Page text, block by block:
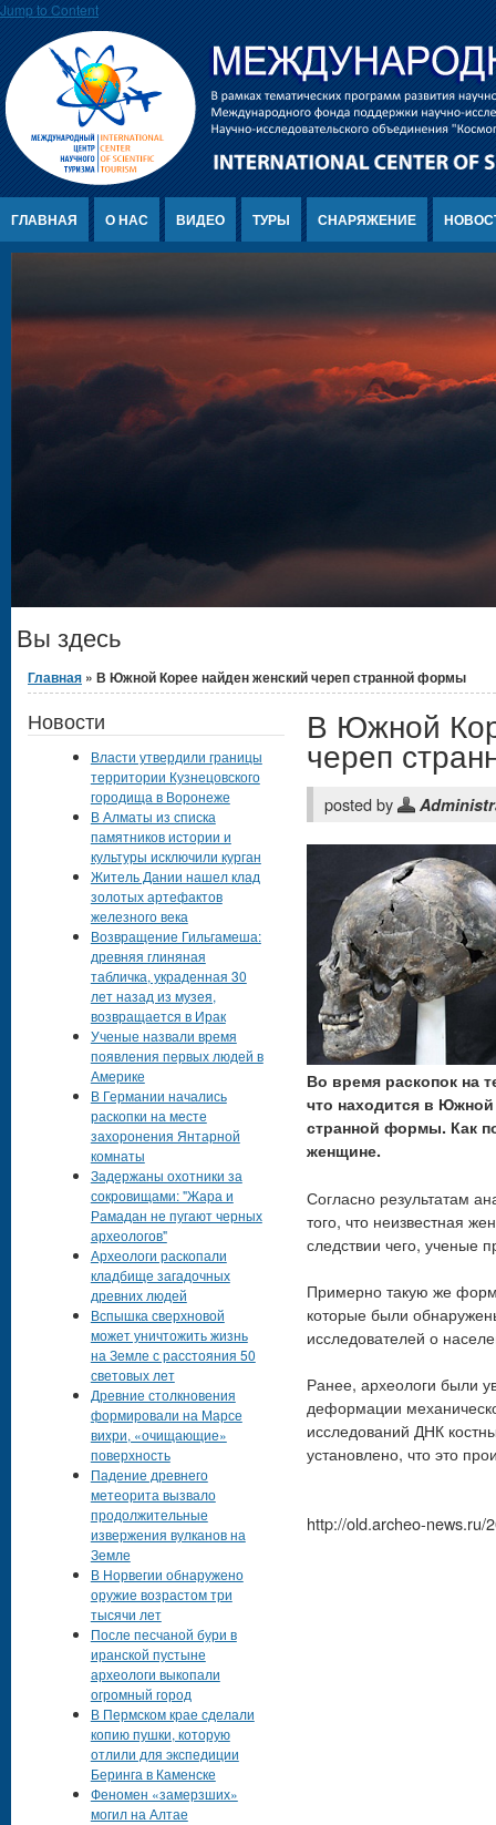
Jump to Content
ГЛАВНАЯ О НАС ВИДЕО ТУРЫ СНАРЯЖЕНИЕ
Вы здесь
Главная » В Южной Корее найден женский череп странной формы
В Южной
череп
posted by
Во время раскопок на
что находится в
странной формы. Как
женщине.
Согласно результатам
того, что неизвестная
следствии чего, ученые
Примерно такую же
которые были
исследователей о
Ранее, археологи были
деформации
исследований ДНК
установлено, что это
http://old.archeo-news.ru/
Новости
Власти утвердили границы
территории Кузнецовского
городища в Воронеже
В Алматы из списка
памятников истории и
культуры исключили курган
Житель Дании нашел клад
золотых артефактов
железного века
Возвращение Гильгамеша:
древняя глиняная
табличка, украденная 30
лет назад из музея,
возвращается в Ирак
Ученые назвали время
появления первых людей в
Америке
В Германии начались
раскопки на месте
захоронения Янтарной
комнаты
Задержаны охотники за
сокровищами: "Жара и
Рамадан не пугают черных
археологов"
Археологи раскопали
кладбище загадочных
древних людей
Вспышка сверхновой
может уничтожить жизнь
на Земле с расстояния 50
световых лет
Древние столкновения
формировали на Марсе
вихри, «очищающие»
поверхность
Падение древнего
метеорита вызвало
продолжительные
извержения вулканов на
Земле
В Норвегии обнаружено
оружие возрастом три
тысячи лет
После песчаной бури в
иранской пустыне
археологи выкопали
огромный город
В Пермском крае сделали
копию пушки, которую
отлили для экспедиции
Беринга в Каменске
Феномен «замерзших»
могил на Алтае